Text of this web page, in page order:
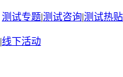
测试专题|测试咨询|测试热贴
|线下活动